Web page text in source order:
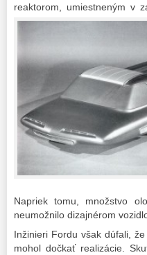
reaktorom, umiestneným v
Napriek tomu, množstvo
neumožnilo dizajnérom
Inžinieri Fordu však dúfali,
mohol dočkať realizácie.